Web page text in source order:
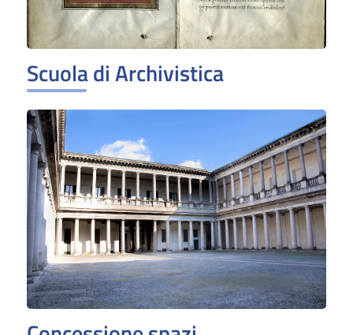
Scuola di Archivistica